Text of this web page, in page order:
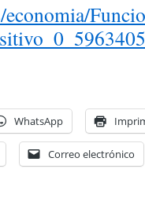
WhatsApp
Correo electrónico